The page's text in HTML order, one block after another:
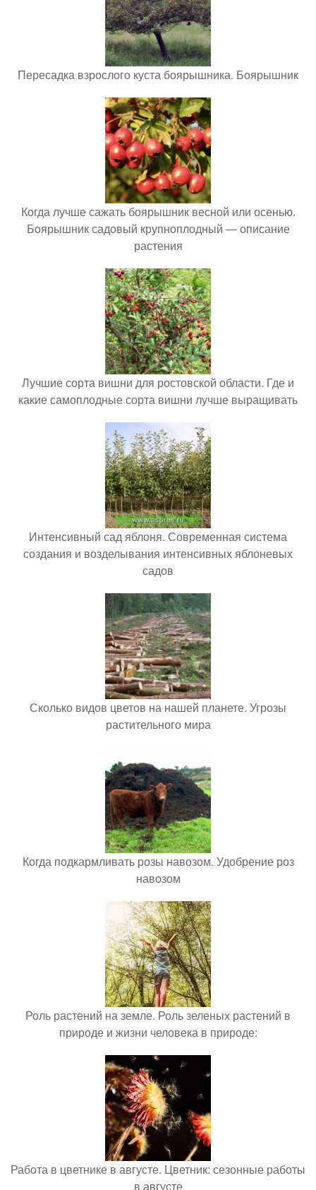
Пересадка взрослого куста боярышника. Боярышник
Когда лучше сажать боярышник весной или осенью.
Боярышник садовый крупноплодный — описание
растения
Лучшие сорта вишни для ростовской области. Где и
какие самоплодные сорта вишни лучше выращивать
Интенсивный сад яблоня. Современная система
создания и возделывания интенсивных яблоневых
садов
Сколько видов цветов на нашей планете. Угрозы
растительного мира
Когда подкармливать розы навозом. Удобрение роз
навозом
Роль растений на земле. Роль зеленых растений в
природе и жизни человека в природе:
Работа в цветнике в августе. Цветник: сезонные работы
в августе